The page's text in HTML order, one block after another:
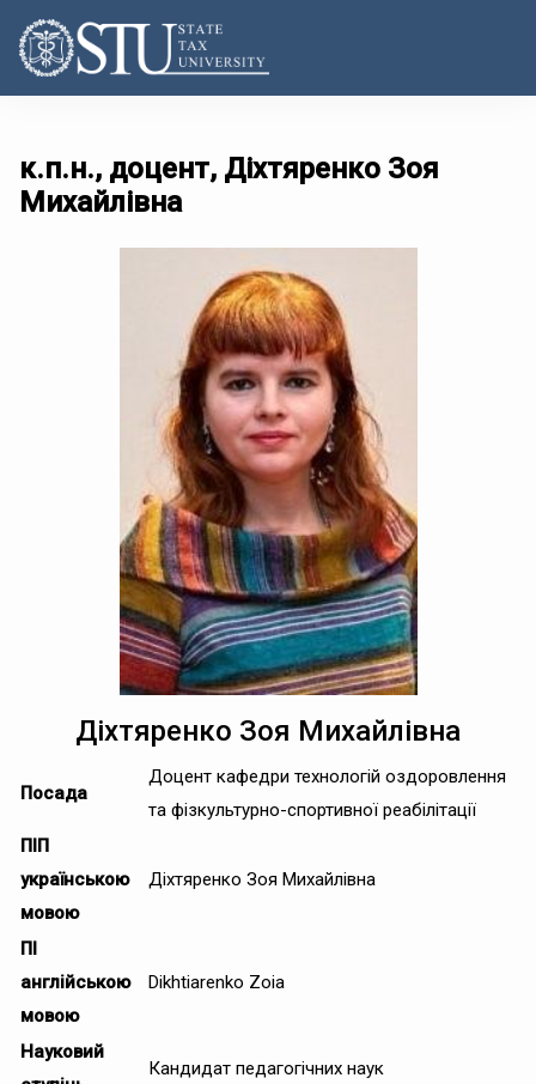
к.п.н., доцент, Діхтяренко Зоя
Михайлівна
Діхтяренко Зоя Михайлівна
Посада
Доцент кафедри технологій оздоровлення
та фізкультурно-спортивної реабілітації
ПІП
українською
мовою
Діхтяренко Зоя Михайлівна
ПІ
англійською
мовою
Dikhtiarenko Zoia
Науковий
Кандидат педагогічних наук